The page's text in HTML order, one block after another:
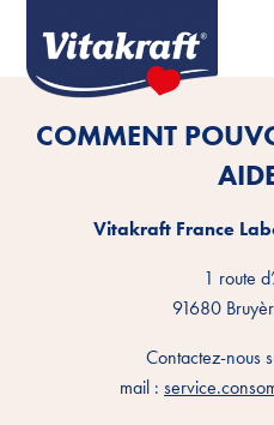
COMMENT
Vitakraft France
1 route
91680
Contactez-nous
mail :